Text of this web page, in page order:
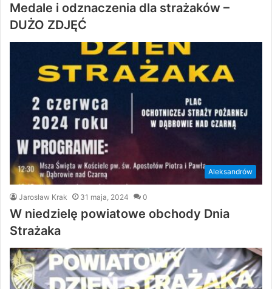
Medale i odznaczenia dla strażaków –
DUŻO ZDJĘĆ
Aleksandrów
Jarosław Krak 31 maja, 2024 0
W niedzielę powiatowe obchody Dnia
Strażaka